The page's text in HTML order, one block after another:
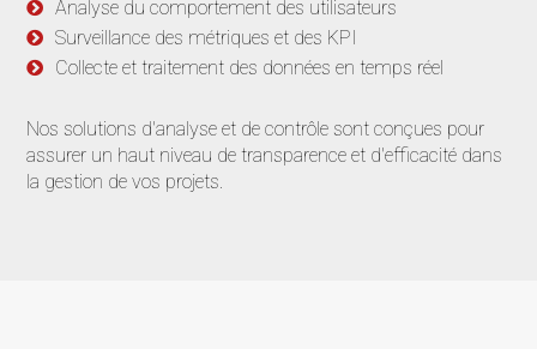
Analyse du comportement des utilisateurs
Surveillance des métriques et des KPI
Collecte et traitement des données en temps réel
Nos solutions d'analyse et de contrôle sont conçues pour
assurer un haut niveau de transparence et d'efficacité dans
la gestion de vos projets.